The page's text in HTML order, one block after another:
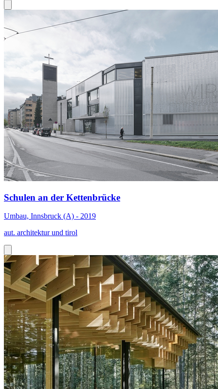
Schulen an der Kettenbrücke
Umbau, Innsbruck (A) - 2019
aut. architektur und tirol